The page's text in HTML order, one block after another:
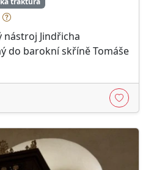
nástroj Jindřicha
do barokní skříně Tomáše